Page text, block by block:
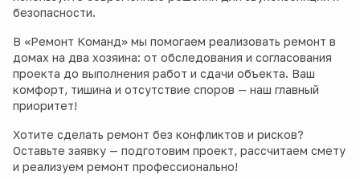
безопасности.
В «Ремонт Команд» мы помогаем реализовать ремонт в
домах на два хозяина: от обследования и согласования
проекта до выполнения работ и сдачи объекта. Ваш
комфорт, тишина и отсутствие споров — наш главный
приоритет!
Хотите сделать ремонт без конфликтов и рисков?
Оставьте заявку — подготовим проект, рассчитаем смету
и реализуем ремонт профессионально!